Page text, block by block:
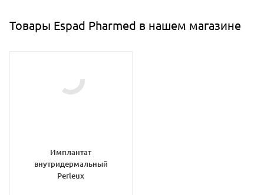
Товары Espad Pharmed в нашем магазине
Имплантат
внутридермальный
Perleux